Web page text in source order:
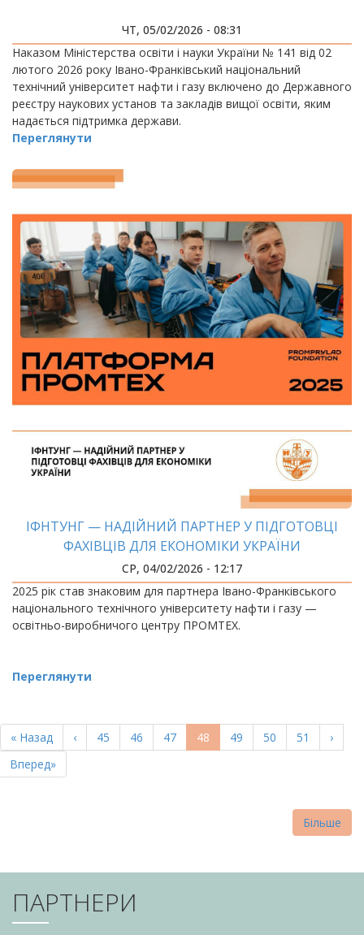
ЧТ, 05/02/2026 - 08:31
Наказом Міністерства освіти і науки України № 141 від 02
лютого 2026 року Івано-Франківський національний
технічний університет нафти і газу включено до Державного
реєстру наукових установ та закладів вищої освіти, яким
надається підтримка держави.
Переглянути
ІФНТУНГ — НАДІЙНИЙ ПАРТНЕР У ПІДГОТОВЦІ
ФАХІВЦІВ ДЛЯ ЕКОНОМІКИ УКРАЇНИ
СР, 04/02/2026 - 12:17
2025 рік став знаковим для партнера Івано-Франківського
національного технічного університету нафти і газу —
освітньо-виробничого центру ПРОМТЕХ.
Переглянути
НА
СТОРІНКИ
Перша
сторінка
« Назад
Попередня
сторінка
‹ Page
45 Page
46 Page
47
Поточна
сторінка
48 Page
49 Page
50 Page
51
›
Остання
сторінка
Вперед»
Більше
ПАРТНЕРИ